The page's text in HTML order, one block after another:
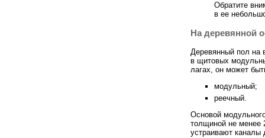
Обратите
в ее
На деревянной
Деревянный пол на
в щитовых
лагах, он может
модульный;
реечный.
Основой
толщиной не менее
устраивают каналы